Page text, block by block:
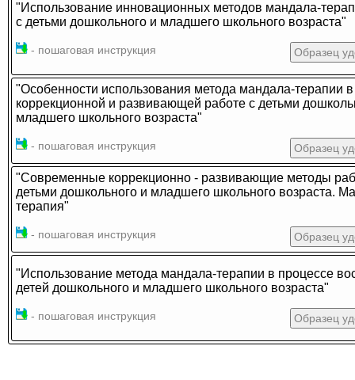
"Использование инновационных методов мандала-
с детьми дошкольного и младшего школьного возраста"
- пошаговая инструкция Образец
"Особенности использования метода мандала-терапии в
коррекционной и развивающей работе с детьми
младшего школьного возраста"
- пошаговая инструкция Образец
"Современные коррекционно - развивающие методы
детьми дошкольного и младшего школьного возраста.
терапия"
- пошаговая инструкция Образец
"Использование метода мандала-терапии в процессе
детей дошкольного и младшего школьного возраста"
- пошаговая инструкция Образец